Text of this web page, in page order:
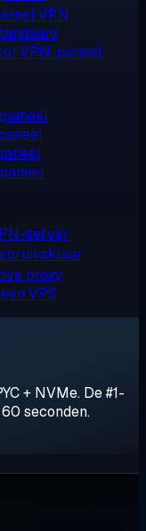
VPN
VPN-paneel
server
proxy
VPS
+ NVMe. De #1-
seconden.